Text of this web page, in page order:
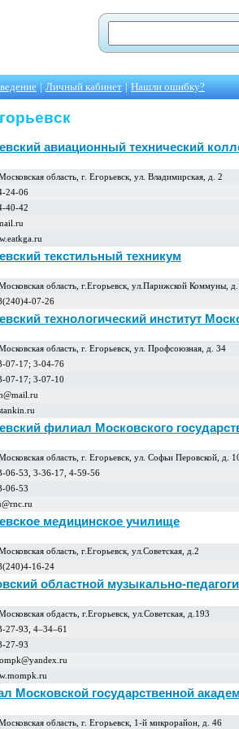
| Личный кабинет | Нашли ошибку?
авиационный технический
область, г. Егоpьевск, ул. Владимиpская, д. 2
24-06
40-42
текстильный техникум
область, г.Егоpьевск, ул.Паpижской Коммуны,
07-26
технологический институт
область, г. Егорьевск, ул. Профсоюзная, д. 34
07-17; 3-04-76
07-17; 3-07-10
филиал Московского
область, г. Егорьевск, ул. Софьи Перовской, д.
06-53, 3-36-17, 4-59-56
06-53
медицинское училище
область, г.Егоpьевск, ул.Советская, д.2
16-24
областной музыкально-
обдасть, г.Егоpьевск, ул.Советская, д.193
27-93, 4–34–61
27-93
Московской государственной
область, г. Егорьевск, 1-й микрорайон, д. 46